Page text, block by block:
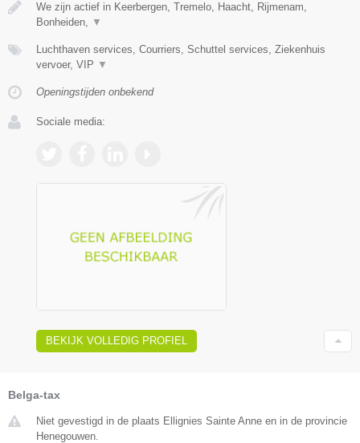
We zijn actief in Keerbergen, Tremelo, Haacht, Rijmenam,
Bonheiden, ▼
Luchthaven services, Courriers, Schuttel services, Ziekenhuis
vervoer, VIP ▼
Openingstijden onbekend
Sociale media:
BEKIJK VOLLEDIG PROFIEL
Belga-tax
Niet gevestigd in de plaats Ellignies Sainte Anne en in de provincie
Henegouwen.